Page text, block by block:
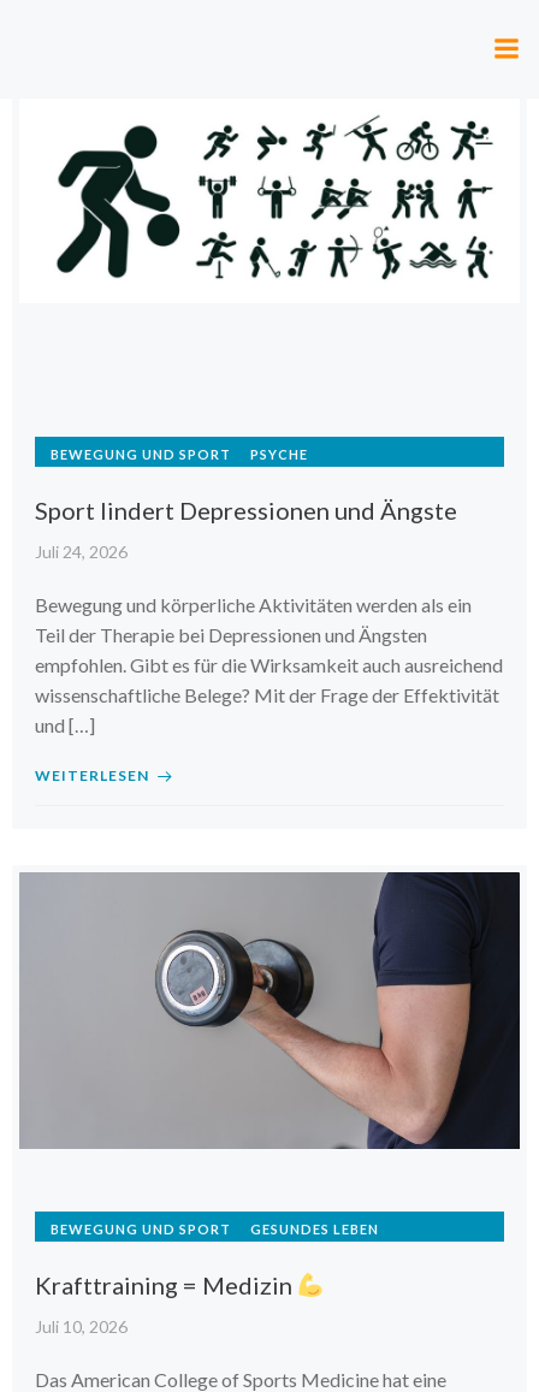
BEWEGUNG UND SPORT PSYCHE
Sport lindert Depressionen und Ängste
Juli 24, 2026
Bewegung und körperliche Aktivitäten werden als ein
Teil der Therapie bei Depressionen und Ängsten
empfohlen. Gibt es für die Wirksamkeit auch ausreichend
wissenschaftliche Belege? Mit der Frage der Effektivität
und […]
WEITERLESEN
BEWEGUNG UND SPORT GESUNDES LEBEN
Krafttraining = Medizin
Juli 10, 2026
Das American College of Sports Medicine hat eine